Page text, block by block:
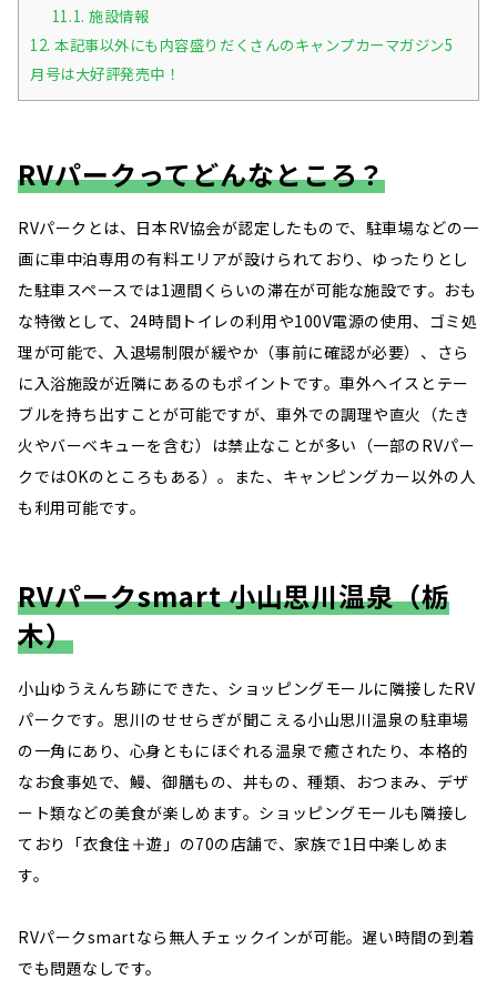
11.1. 施設情報
12. 本記事以外にも内容盛りだくさんのキャンプカーマガジン5
月号は大好評発売中！
RVパークってどんなところ？
RVパークとは、日本RV協会が認定したもので、駐車場などの一
画に車中泊専用の有料エリアが設けられており、ゆったりとし
た駐車スペースでは1週間くらいの滞在が可能な施設です。おも
な特徴として、24時間トイレの利用や100V電源の使用、ゴミ処
理が可能で、入退場制限が緩やか（事前に確認が必要）、さら
に入浴施設が近隣にあるのもポイントです。車外へイスとテー
ブルを持ち出すことが可能ですが、車外での調理や直火（たき
火やバーベキューを含む）は禁止なことが多い（一部のRVパー
クではOKのところもある）。また、キャンピングカー以外の人
も利用可能です。
RVパークsmart 小山思川温泉（栃
木）
小山ゆうえんち跡にできた、ショッピングモールに隣接したRV
パークです。思川のせせらぎが聞こえる小山思川温泉の駐車場
の一角にあり、心身ともにほぐれる温泉で癒されたり、本格的
なお食事処で、鰻、御膳もの、丼もの、種類、おつまみ、デザ
ート類などの美食が楽しめます。ショッピングモールも隣接し
ており「衣食住＋遊」の70の店舗で、家族で1日中楽しめま
す。
RVパークsmartなら無人チェックインが可能。遅い時間の到着
でも問題なしです。